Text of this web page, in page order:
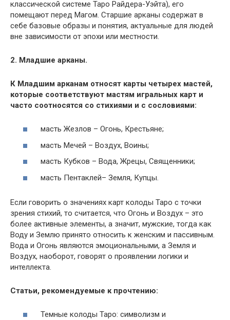
классической системе Таро Райдера-Уэйта), его
помещают перед Магом. Старшие арканы содержат в
себе базовые образы и понятия, актуальные для людей
вне зависимости от эпохи или местности.
2. Младшие арканы.
К Младшим арканам относят карты четырех мастей,
которые соответствуют мастям игральных карт и
часто соотносятся со стихиями и с сословиями:
масть Жезлов – Огонь, Крестьяне;
масть Мечей – Воздух, Воины;
масть Кубков – Вода, Жрецы, Священники;
масть Пентаклей– Земля, Купцы.
Если говорить о значениях карт колоды Таро с точки
зрения стихий, то считается, что Огонь и Воздух – это
более активные элементы, а значит, мужские, тогда как
Воду и Землю принято относить к женским и пассивным.
Вода и Огонь являются эмоциональными, а Земля и
Воздух, наоборот, говорят о проявлении логики и
интеллекта.
Статьи, рекомендуемые к прочтению:
Темные колоды Таро: символизм и